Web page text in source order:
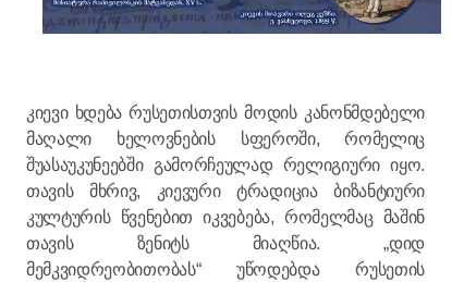
კიევი ხდება რუსეთისთვის მოდის კანონმდებელი
მაღალი ხელოვნების სფეროში, რომელიც
შუასაუკუნეებში გამორჩეულად რელიგიური იყო.
თავის მხრივ, კიევური ტრადიცია ბიზანტიური
კულტურის წვენებით იკვებება, რომელმაც მაშინ
თავის ზენიტს მიაღწია. „დიდ
მემკვიდრეობითობას“ უწოდებდა რუსეთის